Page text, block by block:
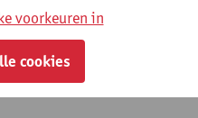
op weg door les te geven op
voorkeuren in
cookies